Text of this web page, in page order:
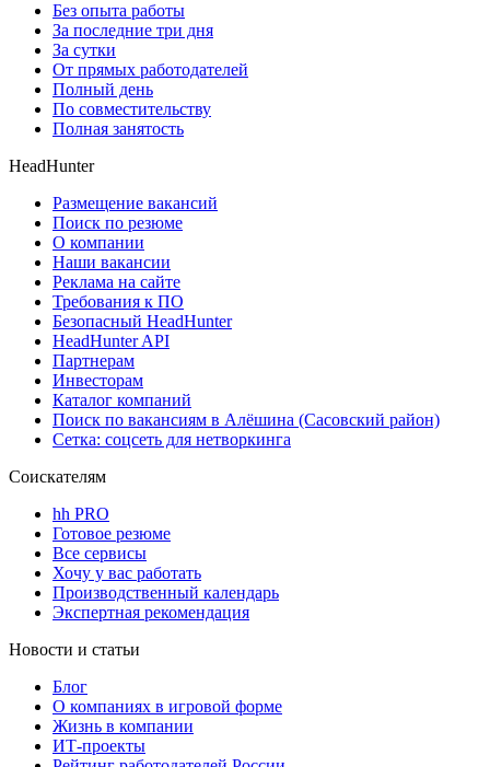
Без опыта работы
За последние три дня
За сутки
От прямых работодателей
Полный день
По совместительству
Полная занятость
HeadHunter
Размещение вакансий
Поиск по резюме
О компании
Наши вакансии
Реклама на сайте
Требования к ПО
Безопасный HeadHunter
HeadHunter API
Партнерам
Инвесторам
Каталог компаний
Поиск по вакансиям в Алёшина (Сасовский район)
Сетка: соцсеть для нетворкинга
Соискателям
hh PRO
Готовое резюме
Все сервисы
Хочу у вас работать
Производственный календарь
Экспертная рекомендация
Новости и статьи
Блог
О компаниях в игровой форме
Жизнь в компании
ИТ-проекты